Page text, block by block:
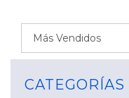
CATEGORÍAS